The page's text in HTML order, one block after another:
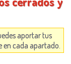
aportar tus
en cada apartado.